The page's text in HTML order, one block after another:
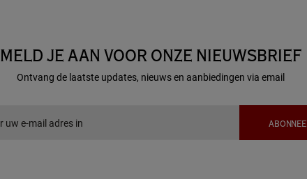
MELD JE AAN VOOR ONZE NIEUWSBRIEF
Ontvang de laatste updates, nieuws en aanbiedingen via email